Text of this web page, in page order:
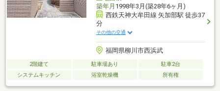
築年月 1998年3月(築28年6ヶ月)
西鉄天神大牟田線 矢加部駅 徒歩37
分
その他の交通
福岡県柳川市西浜武
2階建て 駐車場あり
駐車2台
システムキッチン
浴室乾燥機 所有権